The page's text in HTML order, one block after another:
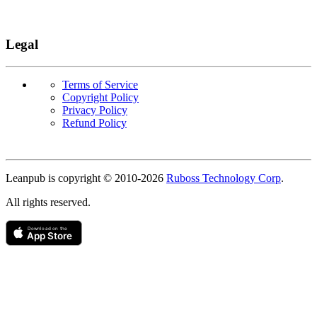
Legal
Terms of Service
Copyright Policy
Privacy Policy
Refund Policy
Copyright
Leanpub is copyright © 2010-2026 Ruboss Technology Corp.
All rights reserved.